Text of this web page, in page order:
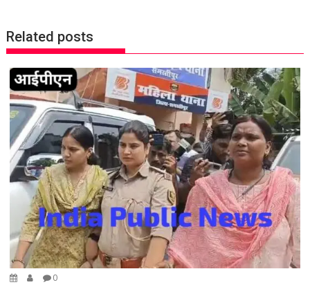
n
a
g
a
t
i
o
n
Related posts
0